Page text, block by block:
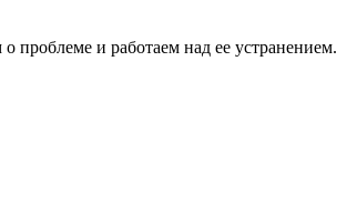
проблеме и работаем над ее устранением.